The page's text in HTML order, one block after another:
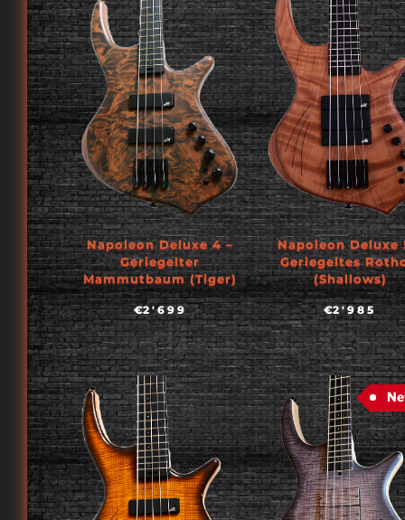
Napoleon Deluxe 4 –
Geriegelter
Mammutbaum (Tiger)
€2'699
Napoleon Deluxe
Geriegeltes
(Shallows)
€2'985